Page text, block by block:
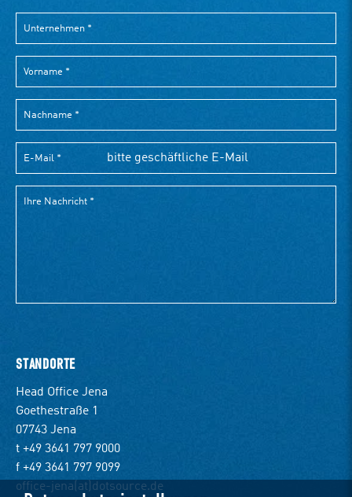
STANDORTE
Head Office Jena
Goethestraße 1
07743 Jena
t +49 3641 797 9000
f +49 3641 797 9099
office-jena(at)dotsource.de